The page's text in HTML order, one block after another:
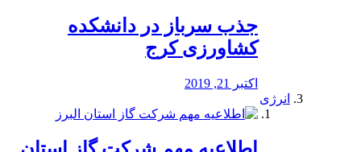
جذب سرباز در دانشکده
کشاورزی کرج
اکتبر 21, 2019
انرژی